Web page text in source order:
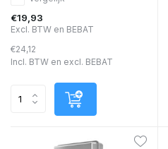
€19,93
Excl. BTW en BEBAT
€24,12
Incl. BTW en excl. BEBAT